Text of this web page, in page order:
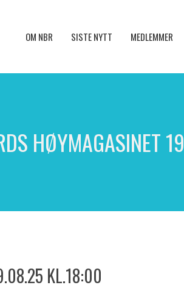
OM NBR SISTE NYTT MEDLEMMER
HØYMAGASINET
KL.18:00